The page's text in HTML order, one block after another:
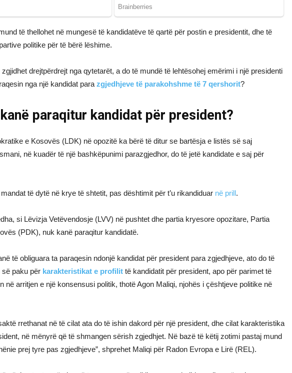
të thellohet në mungesë të kandidatëve të qartë për postin e presidentit, dhe të
politike për të bërë lëshime.
drejtpërdrejt nga qytetarët, a do të mundë të lehtësohej emërimi i një presidenti
nga një kandidat para zgjedhjeve të parakohshme të 7 qershorit?
paraqitur kandidat për president?
e Kosovës (LDK) në opozitë ka bërë të ditur se bartësja e listës së saj
në kuadër të një bashkëpunimi parazgjedhor, do të jetë kandidate e saj për
të dytë në krye të shtetit, pas dështimit për t’u rikandiduar në prill.
si Lëvizja Vetëvendosje (LVV) në pushtet dhe partia kryesore opozitare, Partia
(PDK), nuk kanë paraqitur kandidatë.
të obliguara ta paraqesin ndonjë kandidat për president para zgjedhjeve, ato do të
së paku për karakteristikat e profilit të kandidatit për president, apo për parimet të
në arritjen e një konsensusi politik, thotë Agon Maliqi, njohës i çështjeve politike në
rrethanat në të cilat ata do të ishin dakord për një president, dhe cilat karakteristika
në mënyrë që të shmangen sërish zgjedhjet. Në bazë të këtij zotimi pastaj mund
prej tyre pas zgjedhjeve”, shprehet Maliqi për Radon Evropa e Lirë (REL).